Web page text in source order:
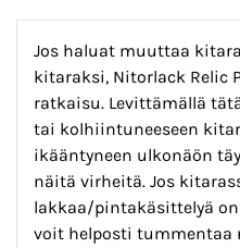
Jos haluat muuttaa
kitaraksi, Nitorlack Relic
ratkaisu. Levittämällä
tai kolhiintuneeseen
ikääntyneen ulkonäön
näitä virheitä. Jos
lakkaa/pintakäsittelyä
voit helposti